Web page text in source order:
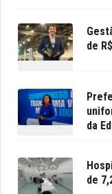
de
da
de